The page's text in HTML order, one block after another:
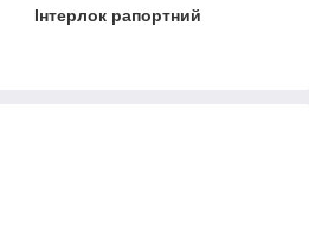
Інтерлок рапортний